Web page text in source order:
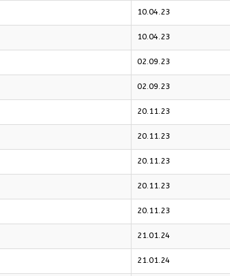
10.04.23
10.04.23
02.09.23
02.09.23
20.11.23
20.11.23
20.11.23
20.11.23
20.11.23
21.01.24
21.01.24